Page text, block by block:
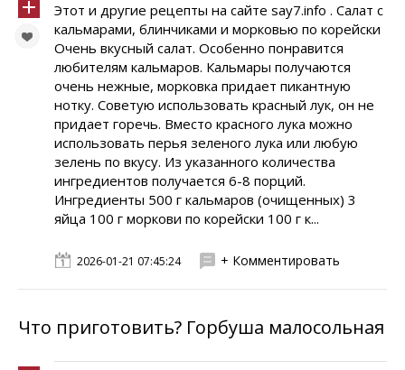
Этот и другие рецепты на сайте say7.info . Салат с
кальмарами, блинчиками и морковью по корейски
Очень вкусный салат. Особенно понравится
любителям кальмаров. Кальмары получаются
очень нежные, морковка придает пикантную
нотку. Советую использовать красный лук, он не
придает горечь. Вместо красного лука можно
использовать перья зеленого лука или любую
зелень по вкусу. Из указанного количества
ингредиентов получается 6-8 порций.
Ингредиенты 500 г кальмаров (очищенных) 3
яйца 100 г моркови по корейски 100 г к...
2026-01-21 07:45:24 + Комментировать
Что приготовить? Горбуша малосольная